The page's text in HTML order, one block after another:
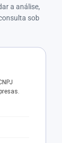
a análise,
sob